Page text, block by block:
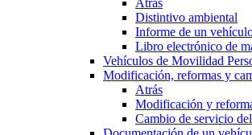
Atrás
Distintivo ambiental
Informe de un
Libro electrónico de
Vehículos de Movilidad
Modificación, reformas y
Atrás
Modificación y
Cambio de servicio